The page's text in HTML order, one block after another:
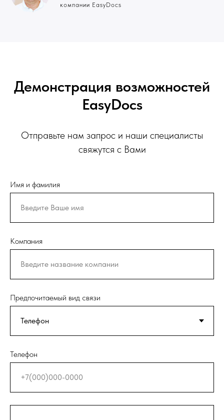
компании EasyDocs
Демонстрация возможностей
EasyDocs
Отправьте нам запрос и наши специалисты
свяжутся с Вами
Имя и фамилия
Компания
Предпочитаемый вид связи
Телефон